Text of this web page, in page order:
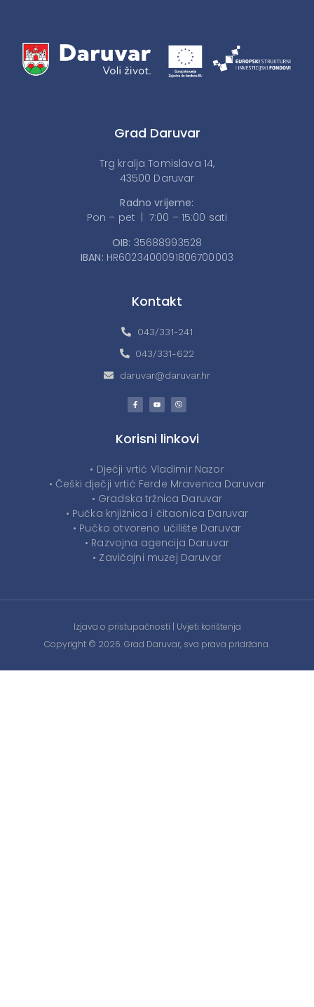
Grad Daruvar
Trg kralja Tomislava 14,
43500 Daruvar
Radno vrijeme:
Pon – pet | 7:00 – 15:00 sati
OIB: 35688993528
IBAN: HR6023400091806700003
Kontakt
043/331-241
043/331-622
daruvar@daruvar.hr
Korisni linkovi
• Dječji vrtić Vladimir Nazor
• Češki dječji vrtić Ferde Mravenca Daruvar
• Gradska tržnica Daruvar
• Pučka knjižnica i čitaonica Daruvar
• Pučko otvoreno učilište Daruvar
• Razvojna agencija Daruvar
• Zavičajni muzej Daruvar
Izjava o pristupačnosti | Uvjeti korištenja
Copyright © 2026. Grad Daruvar, sva prava pridržana.